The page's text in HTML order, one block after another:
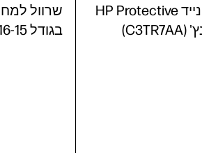
בגודל 16-15 אינץ' (C3TR6AA)
שרוול למחשב נייד HP Protective